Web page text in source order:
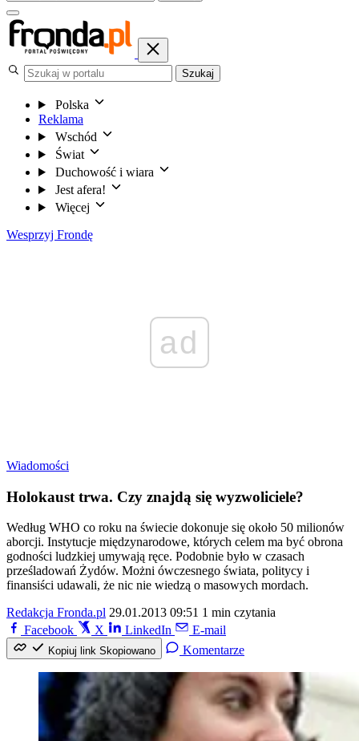
Szukaj
Polska
Reklama
Wschód
Świat
Duchowość i wiara
Jest afera!
Więcej
Wesprzyj Frondę
ad
Wiadomości
Holokaust trwa. Czy znajdą się wyzwoliciele?
Według WHO co roku na świecie dokonuje się około 50 milionów
aborcji. Instytucje międzynarodowe, których celem ma być obrona
godności ludzkiej umywają ręce. Podobnie było w czasach
prześladowań Żydów. Możni ówczesnego świata, politycy i
finansiści udawali, że nic nie wiedzą o masowych mordach.
Redakcja Fronda.pl 29.01.2013 09:51 1 min czytania
Facebook
X LinkedIn E-mail
Kopiuj link Skopiowano Komentarze